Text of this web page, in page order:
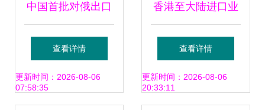
中国首批对俄出口
冷冻鸡胸肉在绥芬
河口岸顺利通关
查看详情
更新时间：2026-08-06
07:58:35
香港至大陆进口业
务解析 东莞金亚货
运代理的专业服务
查看详情
更新时间：2026-08-06
20:33:11